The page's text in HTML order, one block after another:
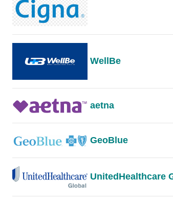
WellBe
aetna
GeoBlue
UnitedHealthcare